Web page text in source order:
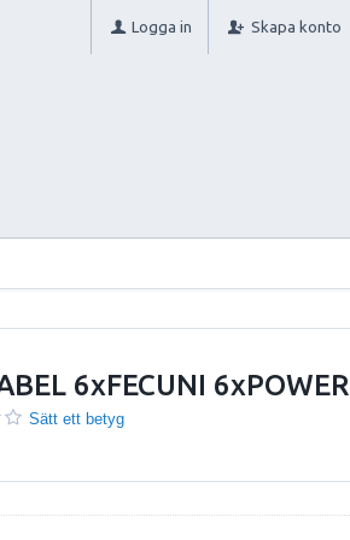
Logga in Skapa konto
6xFECUNI 6xPOWER
Sätt ett betyg